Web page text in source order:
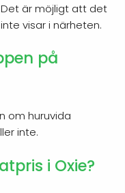
Det är möjligt att det
visar i närheten.
på
om huruvida
inte.
i Oxie?